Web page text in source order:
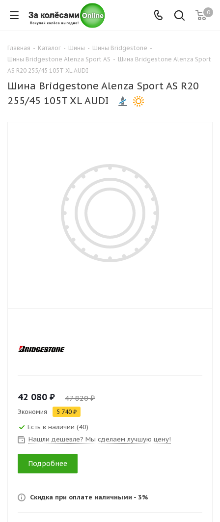
0
Главная - Каталог - Шины - Шины Bridgestone -
Шины Bridgestone Alenza Sport AS - Шина Bridgestone Alenza Sport
AS R20 255/45 105T XL AUDI
Шина Bridgestone Alenza Sport AS R20
255/45 105T XL AUDI
42 080 ₽ 47 820 ₽
Экономия 5 740 ₽
Есть в наличии (40)
Нашли дешевле? Мы сделаем лучшую цену!
Подробнее
Скидка при оплате наличными - 3%